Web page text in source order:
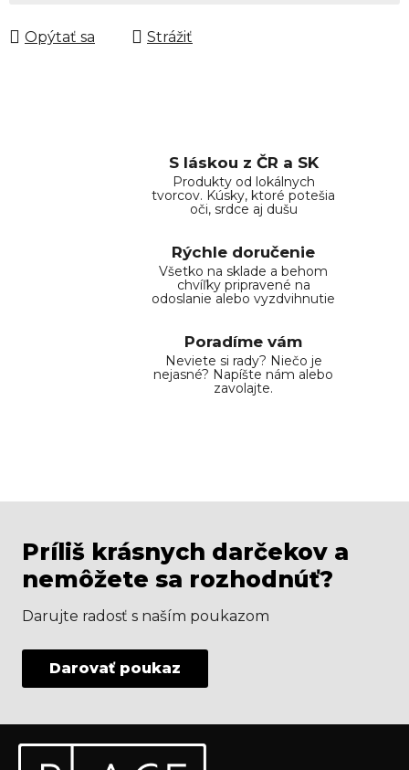
Opýtať sa Strážiť
S láskou z ČR a SK
Produkty od lokálnych
tvorcov. Kúsky, ktoré potešia
oči, srdce aj dušu
Rýchle doručenie
Všetko na sklade a behom
chvíľky pripravené na
odoslanie alebo vyzdvihnutie
Poradíme vám
Neviete si rady? Niečo je
nejasné? Napíšte nám alebo
zavolajte.
Príliš krásnych darčekov a
nemôžete sa rozhodnúť?
Darujte radosť s naším poukazom
Darovať poukaz
Odoberať newsletter